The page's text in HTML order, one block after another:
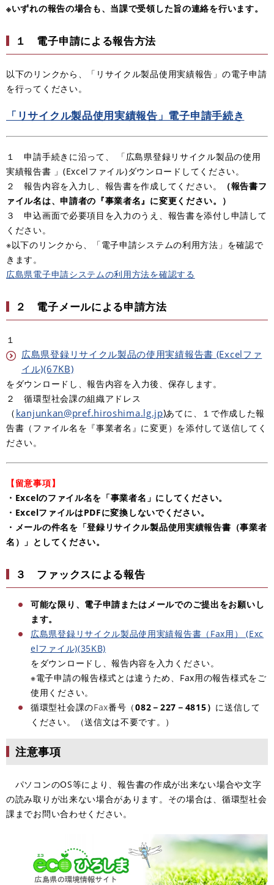
※いずれの報告の場合も、​当課で受領した旨の連絡を行います。
１ 電子申請による報告方法
以下のリンクから、「リサイクル製品使用実績報告」の電子申請
を行ってください。
「リサイクル製品使用実績報告」電子申請手続き
１ 申請手続きに沿って、 「広島県登録リサイクル製品の使用
実績報告書 」(Excelファイル)ダウンロードしてください。
２ 報告内容を入力し、報告書を作成してください。
（報告書フ
ァイル名は、申請者の『事業者名』に変更ください。）
３ 申込画面で必要項目を入力のうえ、報告書を添付し申請して
ください。
※以下のリンクから、「電子申請システムの利用方法」を確認で
きます。
広島県電子申請システムの利用方法を確認する
２ 電子メールによる申請方法
１
広島県登録リサイクル製品の使用実績報告書 (Excelファ
イル)(67KB)
をダウンロー ドし、報告内容を 入力後、保存します。
２ 循環型社会課の組織アドレス
（kanjunkan@pref.hiroshima.lg.jp)あてに、１で作成した報
告書（ファイル名を『事業者名』に変更）を添付して送信してく
ださい。
【留意事項】
・Excelのファイル名を「事業者名」にしてください。
・ExcelファイルはPDFに変換しないでください。
・メールの件名を「登録リサイクル製品使用実績報告書（事業者
名）」としてください。
３ ファックスによる報告
可能な限り、電子申請またはメールでのご提出をお願いし
ます。
広島県登録リサイクル製品使用実績報告書（Fax用） (Exc
elファイル)(35KB)
をダウンロードし、報告内容を入力ください。
※電子申請の報告様式とは違うため、Fax用の報告様式をご
使用ください。
循環型社会課のFax番号（082－227－4815） に送信して
ください。（送信文は不要です。）
注意事項
パソコンのOS等により、報告書の作成が出来ない場合や文字
の読み取りが出来ない場合があります。その場合は、循環型社会
課までお問い合わせください。